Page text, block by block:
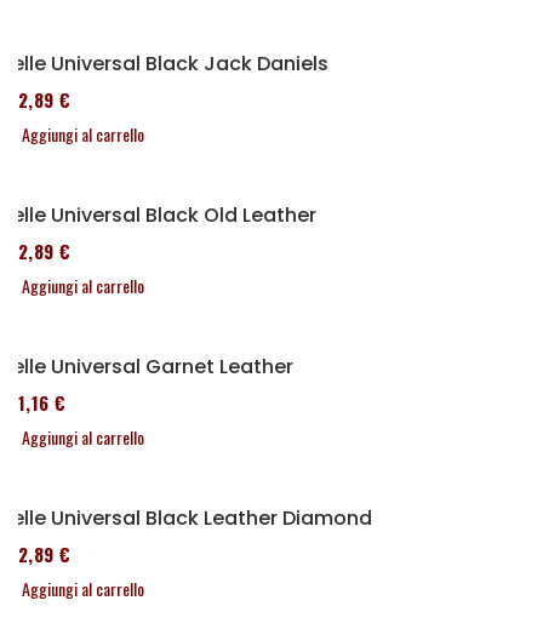
Selle Universal Black Jack Daniels
152,89 €
Aggiungi al carrello
Selle Universal Black Old Leather
152,89 €
Aggiungi al carrello
Selle Universal Garnet Leather
161,16 €
Aggiungi al carrello
Selle Universal Black Leather Diamond
152,89 €
Aggiungi al carrello